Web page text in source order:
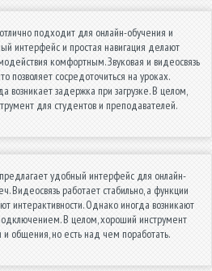
подходит для онлайн-обучения и
интерфейс и простая навигация делают
комфортным. Звуковая и видеосвязь
позволяет сосредоточиться на уроках.
возникает задержка при загрузке. В целом,
для студентов и преподавателей.
удобный интерфейс для онлайн-
Видеосвязь работает стабильно, а функции
интерактивности. Однако иногда возникают
В целом, хороший инструмент
и общения, но есть над чем поработать.